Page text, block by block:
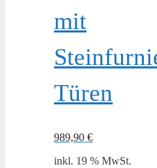
mit
Türen
989,90 €
inkl. 19 % MwSt.